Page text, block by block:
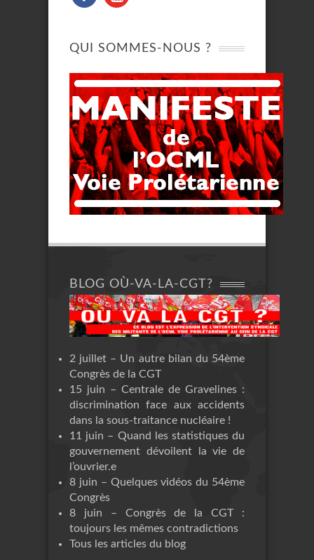
QUI SOMMES-NOUS ?
BLOG OÙ-VA-LA-CGT?
2 juillet – Un autre bilan du 54ème
Congrès de la CGT
15 juin – Centrale de Gravelines :
discrimination face aux accidents
dans la sous-traitance nucléaire !
11 juin – Quand les statistiques du
gouvernement dévoilent la vie de
l’ouvrier.e
8 juin – Quelques vidéos du 54ème
Congrès
8 juin – Congrès de la CGT :
toujours les mêmes contradictions
Tous les articles du blog